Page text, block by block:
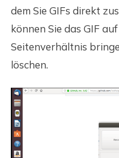
dem Sie GIFs direkt
können Sie das GIF
Seitenverhältnis
löschen.